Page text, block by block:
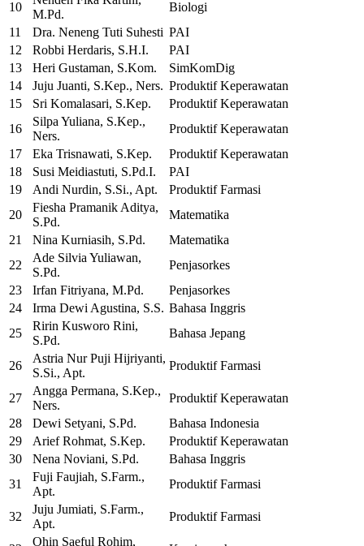
10
M.Pd.
Biologi
11
Dra. Neneng Tuti Suhesti PAI
12
Robbi Herdaris, S.H.I.
PAI
13
Heri Gustaman, S.Kom.
SimKomDig
14
Juju Juanti, S.Kep., Ners. Produktif Keperawatan
15
Sri Komalasari, S.Kep.
Produktif Keperawatan
16
Silpa Yuliana, S.Kep.,
Ners.
Produktif Keperawatan
17
Eka Trisnawati, S.Kep.
Produktif Keperawatan
18
Susi Meidiastuti, S.Pd.I.
PAI
19
Andi Nurdin, S.Si., Apt.
Produktif Farmasi
20
Fiesha Pramanik Aditya,
S.Pd.
Matematika
21
Nina Kurniasih, S.Pd.
Matematika
22
Ade Silvia Yuliawan,
S.Pd.
Penjasorkes
23
Irfan Fitriyana, M.Pd.
Penjasorkes
24
Irma Dewi Agustina, S.S. Bahasa Inggris
25
Ririn Kusworo Rini,
S.Pd.
Bahasa Jepang
26
Astria Nur Puji Hijriyanti,
S.Si., Apt.
Produktif Farmasi
27
Angga Permana, S.Kep.,
Ners.
Produktif Keperawatan
28
Dewi Setyani, S.Pd.
Bahasa Indonesia
29
Arief Rohmat, S.Kep.
Produktif Keperawatan
30
Nena Noviani, S.Pd.
Bahasa Inggris
31
Fuji Faujiah, S.Farm.,
Apt.
Produktif Farmasi
32
Juju Jumiati, S.Farm.,
Apt.
Produktif Farmasi
Ohin Saeful Rohim,